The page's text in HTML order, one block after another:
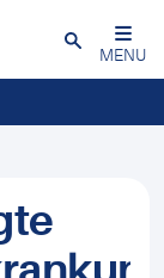
Schließen
MENU